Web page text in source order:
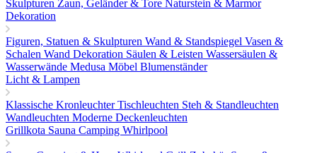
Skulpturen Zaun, Geländer & Tore Naturstein & Marmor
Dekoration
Figuren, Statuen & Skulpturen Wand & Standspiegel Vasen &
Schalen Wand Dekoration Säulen & Leisten Wassersäulen &
Wasserwände Medusa Möbel Blumenständer
Licht & Lampen
Klassische KronleuchterTischleuchten Steh & Standleuchten
Wandleuchten Moderne Deckenleuchten
Grillkota Sauna Camping Whirlpool